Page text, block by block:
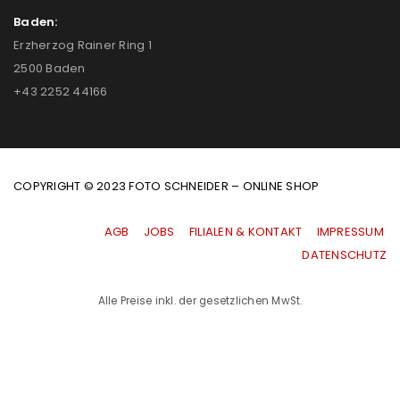
Baden:
Erzherzog Rainer Ring 1
2500 Baden
+43 2252 44166
COPYRIGHT © 2023 FOTO SCHNEIDER – ONLINE SHOP
AGB JOBS FILIALEN & KONTAKT
IMPRESSUM
|DATENSCHUTZ
Alle Preise inkl. der gesetzlichen MwSt.